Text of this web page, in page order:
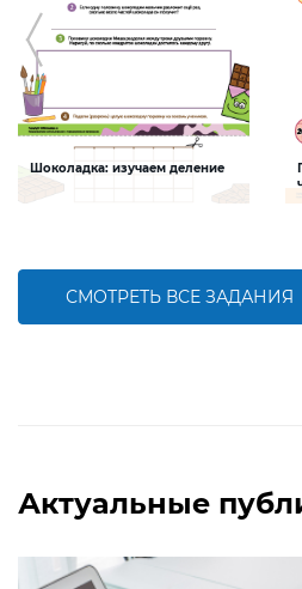
Шоколадка: изучаем деление
СМОТРЕТЬ ВСЕ ЗАДАНИЯ
Актуальные